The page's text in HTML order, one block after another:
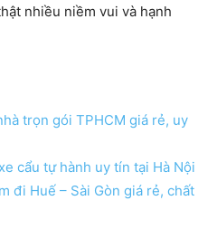
nhiều niềm vui và hạnh
trọn gói TPHCM giá rẻ, uy
cẩu tự hành uy tín tại Hà Nội
đi Huế – Sài Gòn giá rẻ, chất